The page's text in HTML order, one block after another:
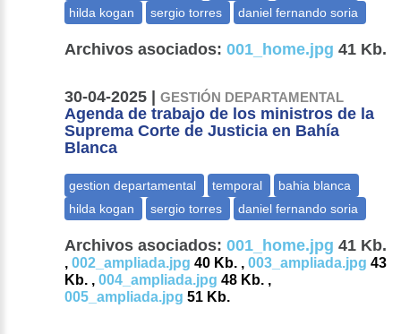
Archivos asociados: 001_home.jpg 41 Kb.
30-04-2025 |GESTIÓN DEPARTAMENTAL
Agenda de trabajo de los ministros de la
Suprema Corte de Justicia en Bahía
Blanca
Archivos asociados: 001_home.jpg 41 Kb.
,002_ampliada.jpg 40 Kb. ,003_ampliada.jpg 43
Kb. ,004_ampliada.jpg 48 Kb. ,
005_ampliada.jpg 51 Kb.